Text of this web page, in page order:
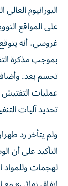
اليورانيوم
على المواقع
غروسي، أنه
بموجب مذكرة
تحسم بعد.‬
عمليات التفتيش
تحديد آليات
ولم يتأخر رد
التأكيد على أن
لهجمات